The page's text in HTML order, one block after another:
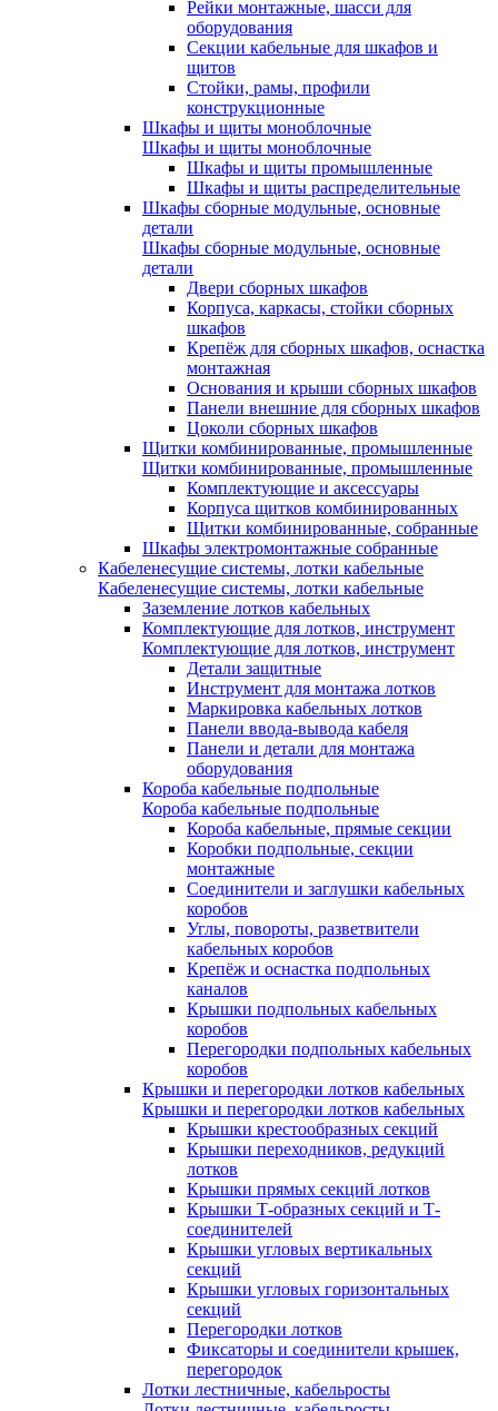
Рейки монтажные, шасси для
оборудования
Секции кабельные для шкафов и
щитов
Стойки, рамы, профили
конструкционные
Шкафы и щиты моноблочные
Шкафы и щиты моноблочные
Шкафы и щиты промышленные
Шкафы и щиты распределительные
Шкафы сборные модульные, основные
детали
Шкафы сборные модульные, основные
детали
Двери сборных шкафов
Корпуса, каркасы, стойки сборных
шкафов
Крепёж для сборных шкафов, оснастка
монтажная
Основания и крыши сборных шкафов
Панели внешние для сборных шкафов
Цоколи сборных шкафов
Щитки комбинированные, промышленные
Щитки комбинированные, промышленные
Комплектующие и аксессуары
Корпуса щитков комбинированных
Щитки комбинированные, собранные
Шкафы электромонтажные собранные
Кабеленесущие системы, лотки кабельные
Кабеленесущие системы, лотки кабельные
Заземление лотков кабельных
Комплектующие для лотков, инструмент
Комплектующие для лотков, инструмент
Детали защитные
Инструмент для монтажа лотков
Маркировка кабельных лотков
Панели ввода-вывода кабеля
Панели и детали для монтажа
оборудования
Короба кабельные подпольные
Короба кабельные подпольные
Короба кабельные, прямые секции
Коробки подпольные, секции
монтажные
Соединители и заглушки кабельных
коробов
Углы, повороты, разветвители
кабельных коробов
Крепёж и оснастка подпольных
каналов
Крышки подпольных кабельных
коробов
Перегородки подпольных кабельных
коробов
Крышки и перегородки лотков кабельных
Крышки и перегородки лотков кабельных
Крышки крестообразных секций
Крышки переходников, редукций
лотков
Крышки прямых секций лотков
Крышки Т-образных секций и Т-
соединителей
Крышки угловых вертикальных
секций
Крышки угловых горизонтальных
секций
Перегородки лотков
Фиксаторы и соединители крышек,
перегородок
Лотки лестничные, кабельросты